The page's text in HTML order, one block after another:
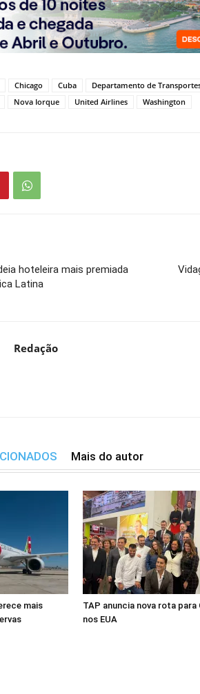
Chicago Cuba Departamento de
Nova Iorque United Airlines Washington
hoteleira mais premiada
Latina
Redação
Mais do autor
mais
TAP anuncia nova rota para
nos EUA